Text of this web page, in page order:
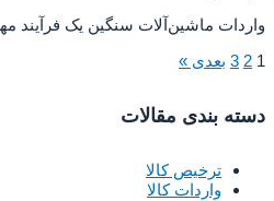
واردات ماشین‌آلات سنگین یک فرآیند
1
2
3 بعدی »
دسته بندی مقالات​
ترخیص کالا
واردات کالا